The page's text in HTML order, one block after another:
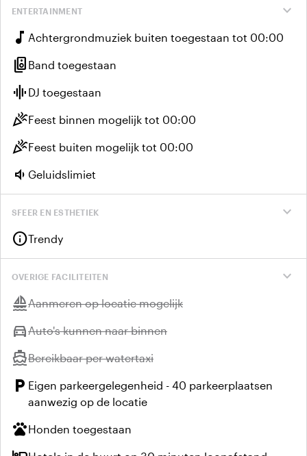
expand_more
ENTERTAINMENT
music_note Achtergrondmuziek buiten toegestaan tot 00:00
speaker_group Band toegestaan
graphic_eq DJ toegestaan
celebrationFeest binnen mogelijk tot 00:00
celebrationFeest buiten mogelijk tot 00:00
volume_down Geluidslimiet
expand_more
SFEER EN ESTHETIEK
infoTrendy
expand_more
OVERIGE FACILITEITEN
sailingNiet beschikbaar:
Aanmeren op locatie mogelijk
directions_carNiet beschikbaar:
Auto's kunnen naar binnen
directions_boatNiet beschikbaar:
Bereikbaar per watertaxi
local_parking Eigen parkeergelegenheid - 40 parkeerplaatsen
aanwezig op de locatie
petsHonden toegestaan